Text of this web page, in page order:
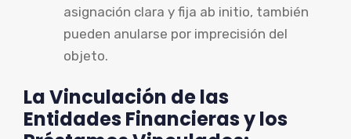
asignación clara y fija ab initio, también
pueden anularse por imprecisión del
objeto.
La Vinculación de las
Entidades Financieras y los